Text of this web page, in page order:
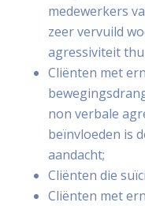
medewerkers
zeer vervuild
agressiviteit
Cliënten met
non verbale
beïnvloeden is
aandacht;
Cliënten die
Cliënten met